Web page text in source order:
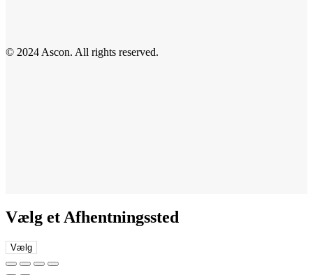
© 2024 Ascon. All rights reserved.
Vælg et Afhentningssted
Vælg